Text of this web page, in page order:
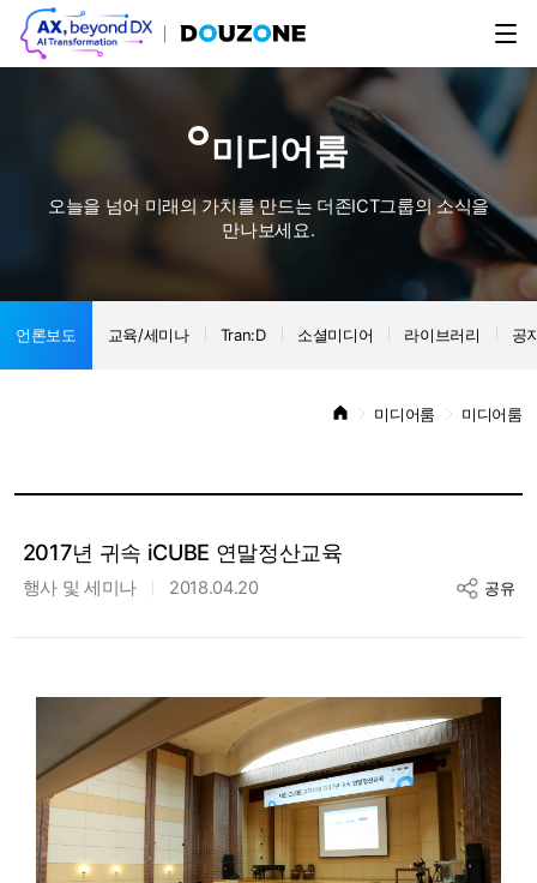
미디어룸
오늘을 넘어 미래의 가치를 만드는 더존ICT그룹의 소식을
만나보세요.
언론보도 교육/세미나 Tran:D 소셜미디어 라이브러리 공
미디어룸 미디어룸
2017년 귀속 iCUBE 연말정산교육
행사 및 세미나 2018.04.20 공유